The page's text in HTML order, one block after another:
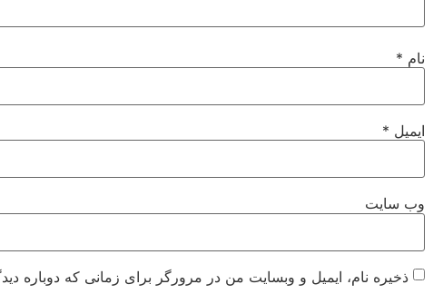
نام *
ایمیل *
وب‌ سایت
ذخیره نام، ایمیل و وبسایت من در مرورگر برای زمانی که دوباره